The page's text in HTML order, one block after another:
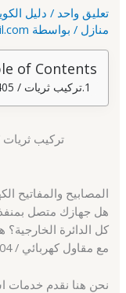
تعليق واحد / دليل
منازل / بواسطة
of Contents
تركيب ثريات / 66629405/ تركيب مصابيح ديكور
تركيب ثريات / 66629405/ تركيب مصابيح
المصابيح والمفاتيح
هل جهازك متصل
كل الدائرة
مع مقاول كهربائي / 66629504 / تركيب جميع أنواع الكشافات
نحن هنا نقدم خدمات